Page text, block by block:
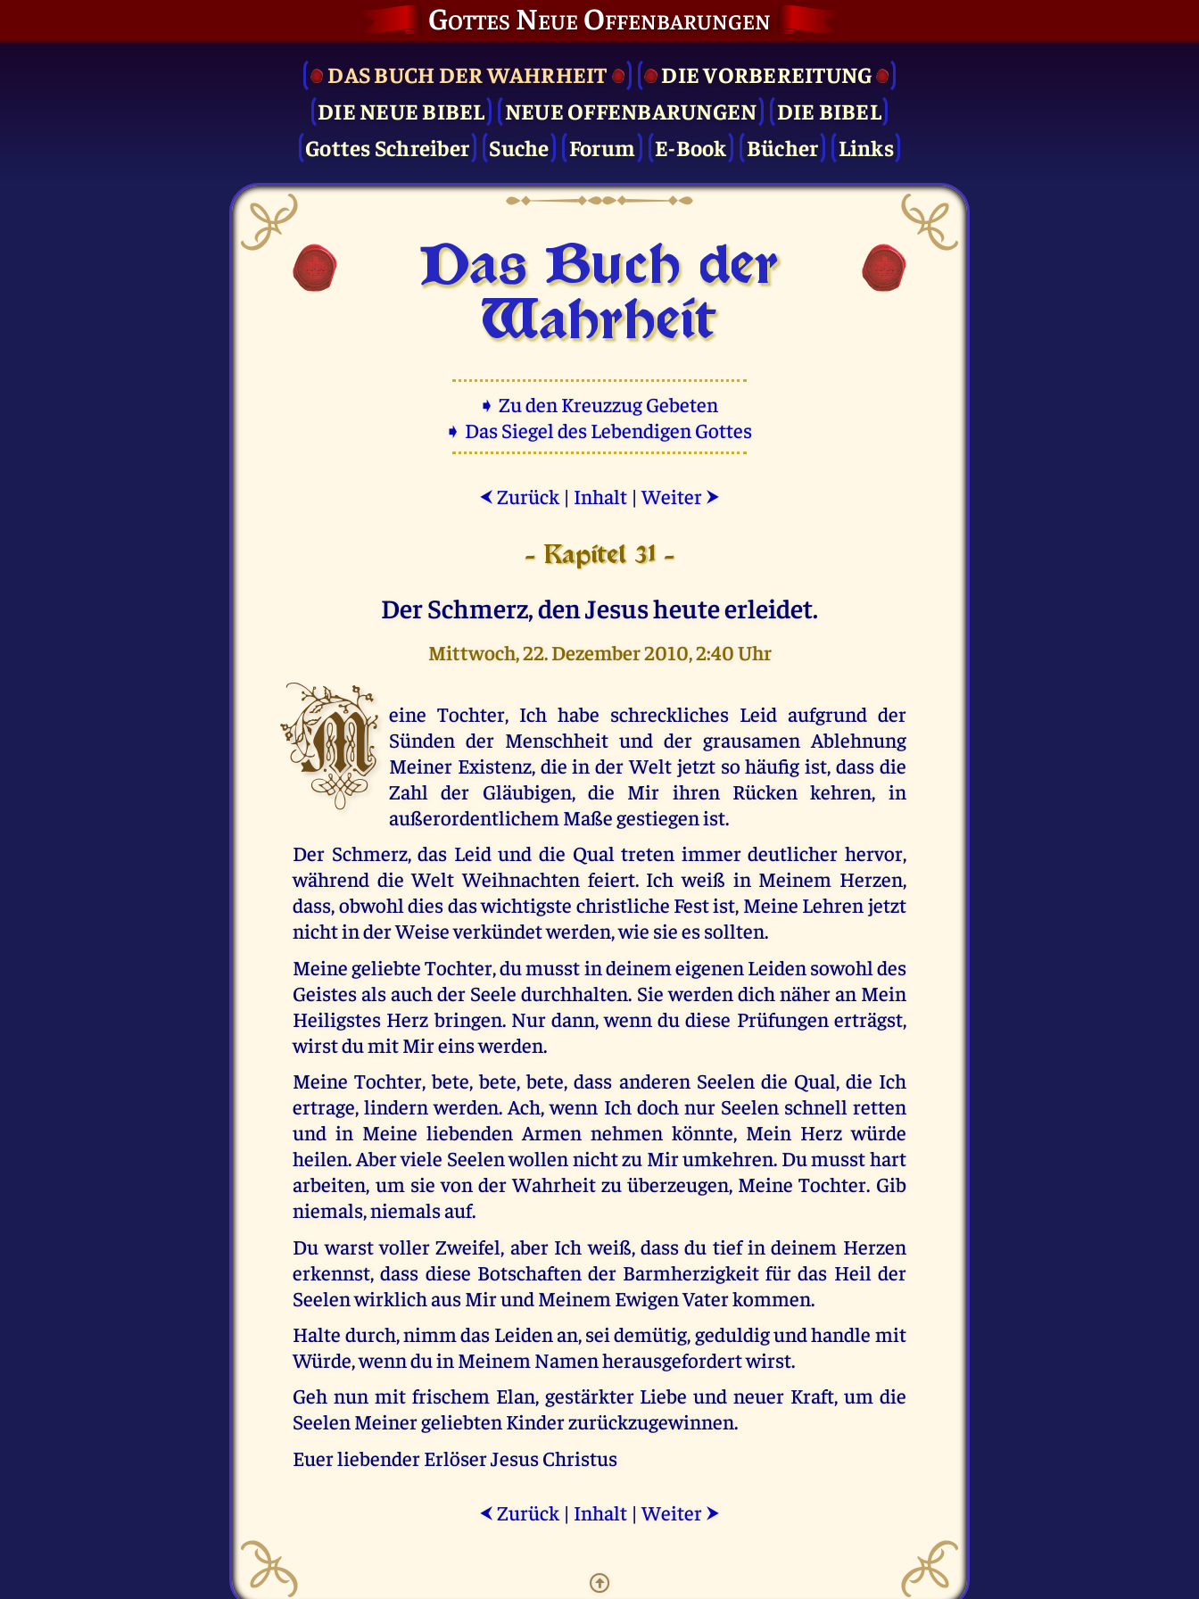
Gottes Neue Offenbarungen
DAS BUCH DER WAHRHEIT
DIE VOR­BEREITUNG
DIE NEUE BIBEL
NEUE OFFENBARUNGEN
DIE BIBEL
Gottes Schreiber
Suche Forum E-Book Bücher Links
Das Buch der
Wahrheit
➧ Zu den Kreuzzug Gebeten
➧ Das Siegel des Lebendigen Gottes
⮜ Zurück | Inhalt |Weiter ⮞
- Kapitel 31 -
Der Schmerz, den Jesus heute erleidet.
Mittwoch, 22. Dezember 2010, 2:40 Uhr
M eine Tochter, Ich habe schreckliches Leid aufgrund der
Sünden der Menschheit und der grausamen Ablehnung
Meiner Existenz, die in der Welt jetzt so häufig ist, dass die
Zahl der Gläubigen, die Mir ihren Rücken kehren, in
außerordentlichem Maße gestiegen ist.
Der Schmerz, das Leid und die Qual treten immer deutlicher hervor,
während die Welt Weihnachten feiert. Ich weiß in Meinem Herzen,
dass, obwohl dies das wichtigste christliche Fest ist, Meine Lehren jetzt
nicht in der Weise verkündet werden, wie sie es sollten.
Meine geliebte Tochter, du musst in deinem eigenen Leiden sowohl des
Geistes als auch der Seele durchhalten. Sie werden dich näher an Mein
Heiligstes Herz bringen. Nur dann, wenn du diese Prüfungen erträgst,
wirst du mit Mir eins werden.
Meine Tochter, bete, bete, bete, dass anderen Seelen die Qual, die Ich
ertrage, lindern werden. Ach, wenn Ich doch nur Seelen schnell retten
und in Meine liebenden Armen nehmen könnte, Mein Herz würde
heilen. Aber viele Seelen wollen nicht zu Mir umkehren. Du musst hart
arbeiten, um sie von der Wahrheit zu überzeugen, Meine Tochter. Gib
niemals, niemals auf.
Du warst voller Zweifel, aber Ich weiß, dass du tief in deinem Herzen
erkennst, dass diese Botschaften der Barmherzigkeit für das Heil der
Seelen wirklich aus Mir und Meinem Ewigen Vater kommen.
Halte durch, nimm das Leiden an, sei demütig, geduldig und handle mit
Würde, wenn du in Meinem Namen herausgefordert wirst.
Geh nun mit frischem Elan, gestärkter Liebe und neuer Kraft, um die
Seelen Meiner geliebten Kinder zurückzugewinnen.
Euer liebender Erlöser Jesus Christus
⮜ Zurück | Inhalt |Weiter ⮞